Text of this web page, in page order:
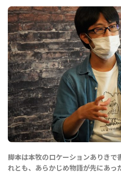
――脚本は本牧のロケーションありき
れとも、あらかじめ物語が先にあっ